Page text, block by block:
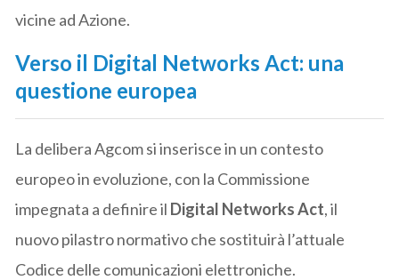
vicine ad Azione.
Verso il Digital Networks Act: una
questione europea
La delibera Agcom si inserisce in un contesto
europeo in evoluzione, con la Commissione
impegnata a definire il Digital Networks Act, il
nuovo pilastro normativo che sostituirà l’attuale
Codice delle comunicazioni elettroniche.